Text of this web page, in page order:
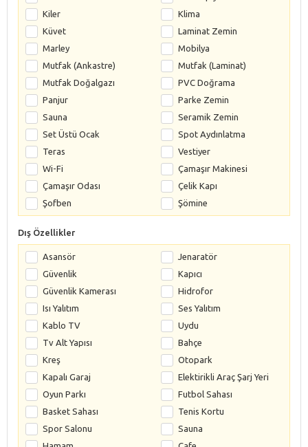
Kiler
Klima
Küvet
Laminat Zemin
Marley
Mobilya
Mutfak (Ankastre)
Mutfak (Laminat)
Mutfak Doğalgazı
PVC Doğrama
Panjur
Parke Zemin
Sauna
Seramik Zemin
Set Üstü Ocak
Spot Aydınlatma
Teras
Vestiyer
Wi-Fi
Çamaşır Makinesi
Çamaşır Odası
Çelik Kapı
Şofben
Şömine
Dış Özellikler
Asansör
Jenaratör
Güvenlik
Kapıcı
Güvenlik Kamerası
Hidrofor
Isı Yalıtım
Ses Yalıtım
Kablo TV
Uydu
Tv Alt Yapısı
Bahçe
Kreş
Otopark
Kapalı Garaj
Elektirikli Araç Şarj Yeri
Oyun Parkı
Futbol Sahası
Basket Sahası
Tenis Kortu
Spor Salonu
Sauna